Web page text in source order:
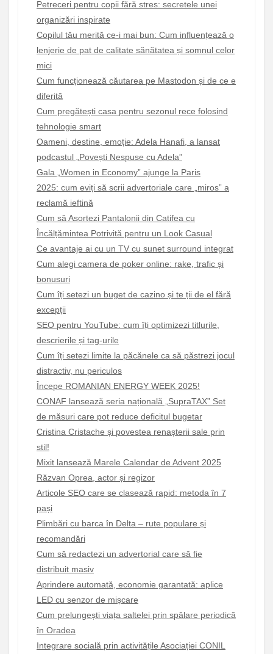
Petreceri pentru copii fără stres: secretele unei
organizări inspirate
Copilul tău merită ce-i mai bun: Cum influențează o
lenjerie de pat de calitate sănătatea și somnul celor
mici
Cum funcționează căutarea pe Mastodon și de ce e
diferită
Cum pregătești casa pentru sezonul rece folosind
tehnologie smart
Oameni, destine, emoție: Adela Hanafi, a lansat
podcastul „Povești Nespuse cu Adela”
Gala „Women in Economy” ajunge la Paris
2025: cum eviți să scrii advertoriale care „miros” a
reclamă ieftină
Cum să Asortezi Pantalonii din Catifea cu
Încălțămintea Potrivită pentru un Look Casual
Ce avantaje ai cu un TV cu sunet surround integrat
Cum alegi camera de poker online: rake, trafic și
bonusuri
Cum îți setezi un buget de cazino și te ții de el fără
excepții
SEO pentru YouTube: cum îți optimizezi titlurile,
descrierile și tag-urile
Cum îți setezi limite la păcănele ca să păstrezi jocul
distractiv, nu periculos
Începe ROMANIAN ENERGY WEEK 2025!
CONAF lansează seria națională „SupraTAX” Set
de măsuri care pot reduce deficitul bugetar
Cristina Cristache și povestea renașterii sale prin
stil!
Mixit lansează Marele Calendar de Advent 2025
Răzvan Oprea, actor și regizor
Articole SEO care se clasează rapid: metoda în 7
pași
Plimbări cu barca în Delta – rute populare și
recomandări
Cum să redactezi un advertorial care să fie
distribuit masiv
Aprindere automată, economie garantată: aplice
LED cu senzor de mișcare
Cum prelungești viața saltelei prin spălare periodică
în Oradea
Integrare socială prin activitățile Asociației CONIL